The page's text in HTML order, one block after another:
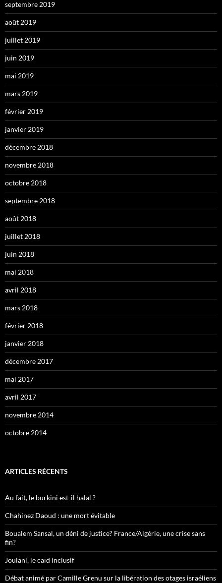
septembre 2019
août 2019
juillet 2019
juin 2019
mai 2019
mars 2019
février 2019
janvier 2019
décembre 2018
novembre 2018
octobre 2018
septembre 2018
août 2018
juillet 2018
juin 2018
mai 2018
avril 2018
mars 2018
février 2018
janvier 2018
décembre 2017
mai 2017
avril 2017
novembre 2014
octobre 2014
ARTICLES RÉCENTS
Au fait, le burkini est-il halal ?
Chahinez Daoud : une mort évitable
Boualem Sansal, un déni de justice? France/Algérie, une crise sans
fin?
Joulani, le caïd inclusif
Débat animé par Camille Grenu sur la libération des otages israéliens